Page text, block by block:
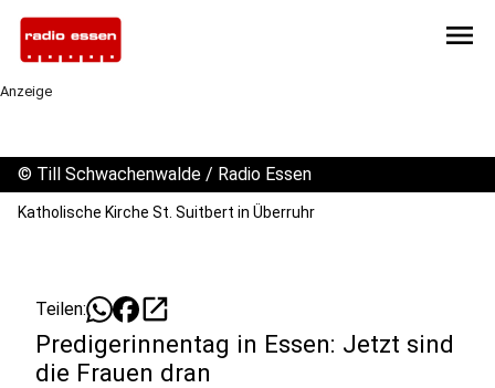
menu
Anzeige
© Till Schwachenwalde / Radio Essen
Katholische Kirche St. Suitbert in Überruhr
Teilen: open_in_new
Predigerinnentag in Essen: Jetzt sind
die Frauen dran